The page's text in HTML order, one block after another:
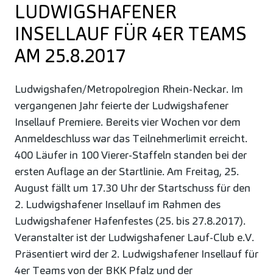
LUDWIGSHAFENER
INSELLAUF FÜR 4ER TEAMS
AM 25.8.2017
Ludwigshafen/Metropolregion Rhein-Neckar. Im
vergangenen Jahr feierte der Ludwigshafener
Insellauf Premiere. Bereits vier Wochen vor dem
Anmeldeschluss war das Teilnehmerlimit erreicht.
400 Läufer in 100 Vierer-Staffeln standen bei der
ersten Auflage an der Startlinie. Am Freitag, 25.
August fällt um 17.30 Uhr der Startschuss für den
2. Ludwigshafener Insellauf im Rahmen des
Ludwigshafener Hafenfestes (25. bis 27.8.2017).
Veranstalter ist der Ludwigshafener Lauf-Club e.V.
Präsentiert wird der 2. Ludwigshafener Insellauf für
4er Teams von der BKK Pfalz und der